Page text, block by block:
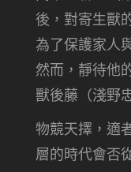
後，對寄生獸
為了保護家人
然而，靜待他
獸後藤（淺
物競天擇，適
層的時代會否